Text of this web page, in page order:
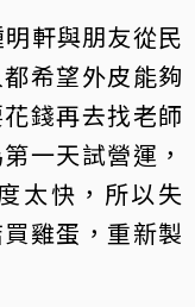
軒與朋友從民
希望外皮能夠
錢再去找老師
一天試營運，
太快，所以失
雞蛋，重新製